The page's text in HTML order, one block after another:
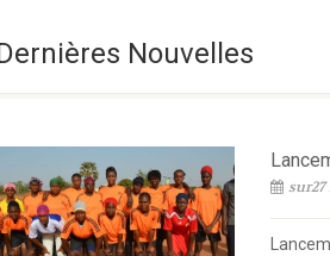
Nouvelles
sur27